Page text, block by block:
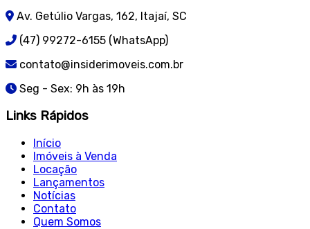
Av. Getúlio Vargas, 162, Itajaí, SC
(47) 99272-6155 (WhatsApp)
contato@insiderimoveis.com.br
Seg - Sex: 9h às 19h
Links Rápidos
Início
Imóveis à Venda
Locação
Lançamentos
Notícias
Contato
Quem Somos